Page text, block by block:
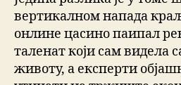
вертикалном напада
онлине цасино паипал
таленат који сам видела
животу, а експерти